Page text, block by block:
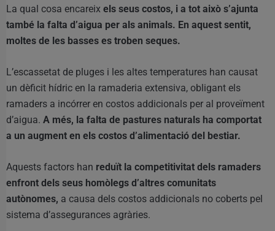
La qual cosa encareix els seus costos, i a tot això s’ajunta
també la falta d’aigua per als animals. En aquest sentit,
moltes de les basses es troben seques.
L’escassetat de pluges i les altes temperatures han causat
un dèficit hídric en la ramaderia extensiva, obligant els
ramaders a incórrer en costos addicionals per al proveïment
d’aigua. A més, la falta de pastures naturals ha comportat
a un augment en els costos d’alimentació del bestiar.
Aquests factors han reduït la competitivitat dels ramaders
enfront dels seus homòlegs d’altres comunitats
autònomes, a causa dels costos addicionals no coberts pel
sistema d’assegurances agràries.